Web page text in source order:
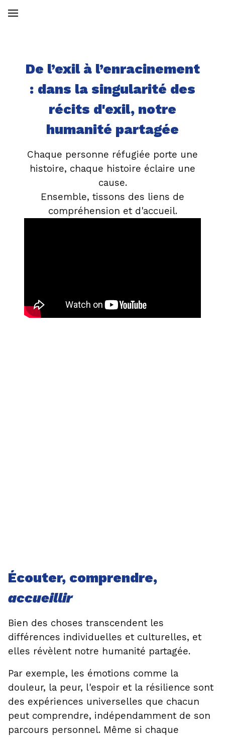
De l’exil à l’enracinement
: dans la singularité des
récits d'exil, notre
humanité partagée
Chaque personne réfugiée porte une
histoire, chaque histoire éclaire une
cause.
Ensemble, tissons des liens de
compréhension et d'accueil.
Écouter, comprendre,
accueillir
Bien des choses transcendent les
différences individuelles et culturelles, et
elles révèlent notre humanité partagée.
Par exemple, les émotions comme la
douleur, la peur, l'espoir et la résilience sont
des expériences universelles que chacun
peut comprendre, indépendamment de son
parcours personnel. Même si chaque